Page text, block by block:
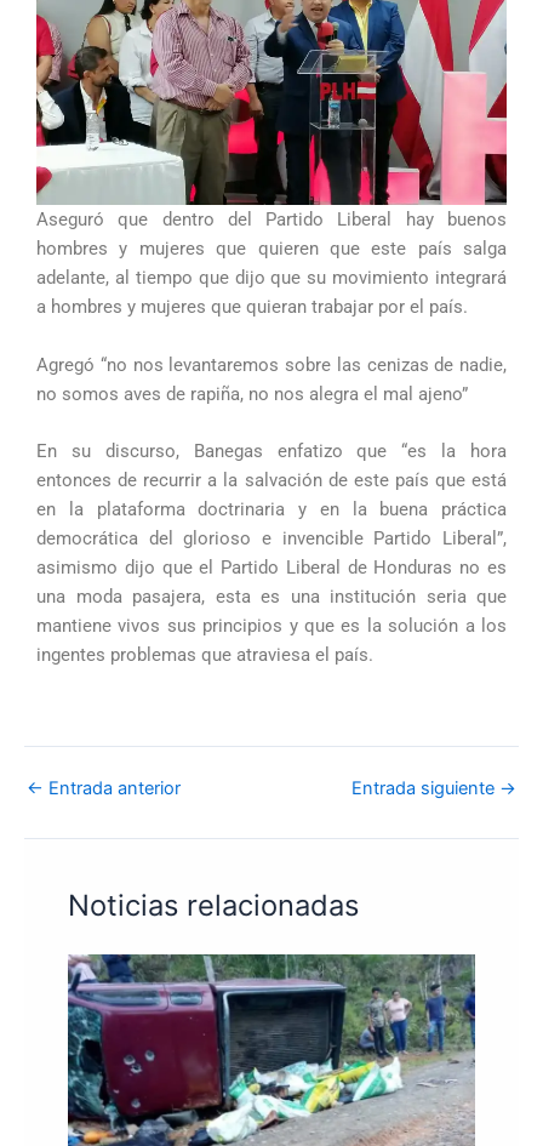
Aseguró que dentro del Partido Liberal hay buenos
hombres y mujeres que quieren que este país salga
adelante, al tiempo que dijo que su movimiento integrará
a hombres y mujeres que quieran trabajar por el país.
Agregó “no nos levantaremos sobre las cenizas de nadie,
no somos aves de rapiña, no nos alegra el mal ajeno”
En su discurso, Banegas enfatizo que “es la hora
entonces de recurrir a la salvación de este país que está
en la plataforma doctrinaria y en la buena práctica
democrática del glorioso e invencible Partido Liberal”,
asimismo dijo que el Partido Liberal de Honduras no es
una moda pasajera, esta es una institución seria que
mantiene vivos sus principios y que es la solución a los
ingentes problemas que atraviesa el país.
← Entrada anterior Entrada siguiente →
Noticias relacionadas